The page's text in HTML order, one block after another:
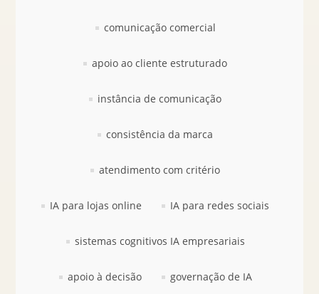
comunicação comercial
apoio ao cliente estruturado
instância de comunicação
consistência da marca
atendimento com critério
IA para lojas online IA para redes sociais
sistemas cognitivos IA empresariais
apoio à decisão governação de IA